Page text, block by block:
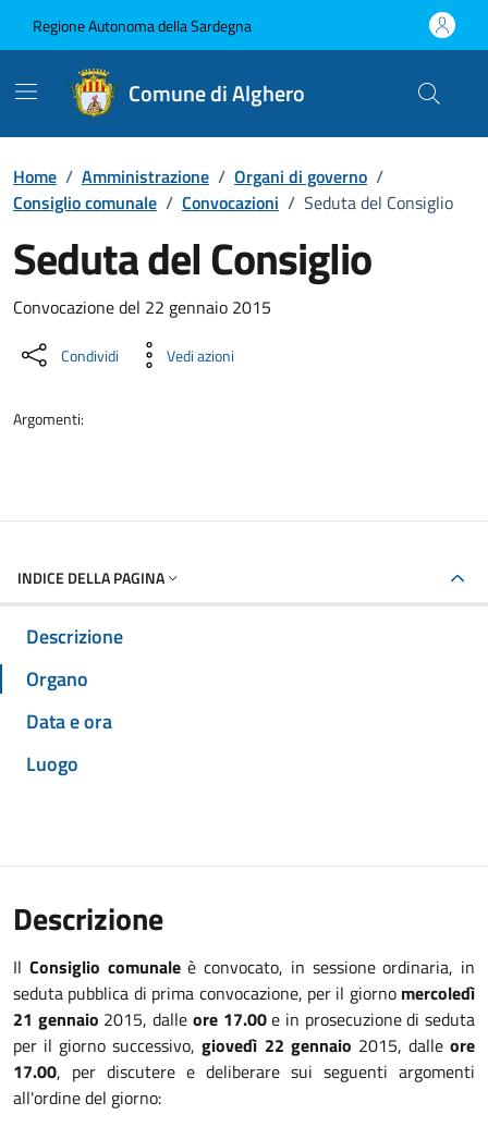
Regione Autonoma della Sardegna
Comune di Alghero
Home / Amministrazione / Organi di governo /
Consiglio comunale / Convocazioni / Seduta del Consiglio
Seduta del Consiglio
???portal.DettaglioConvocazione???
Convocazione del 22 gennaio 2015
Condividi Vedi azioni
Argomenti:
INDICE DELLA PAGINA
Descrizione
Organo
Data e ora
Luogo
Descrizione
Il Consiglio comunaleè convocato, in sessione ordinaria, in
seduta pubblica di prima convocazione, per il giorno mercoledì
21 gennaio 2015, dalle ore 17.00e in prosecuzione di seduta
per il giorno successivo,giovedì 22 gennaio 2015, dalleore
17.00, per discutere e deliberare sui seguenti argomenti
all'ordine del giorno: